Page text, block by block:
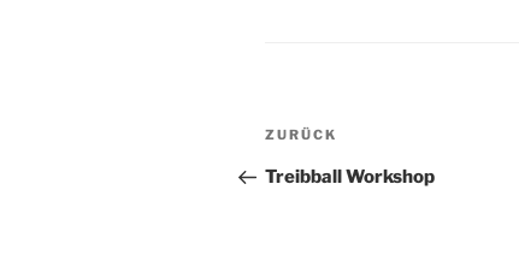
Beitragsnavigation
Vorheriger
ZURÜCK
Treibball Workshop